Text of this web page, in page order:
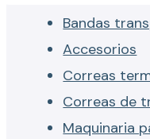
Bandas
Accesorios
Correas
Correas de
Maquinaria